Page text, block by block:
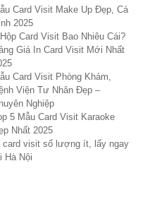
Card Visit Make Up Đẹp, Cá
2025
Card Visit Bao Nhiêu Cái?
Giá In Card Visit Mới Nhất
Card Visit Phòng Khám,
Viện Tư Nhân Đẹp –
Nghiệp
5 Mẫu Card Visit Karaoke
Nhất 2025
card visit số lượng ít, lấy ngay
Hà Nội